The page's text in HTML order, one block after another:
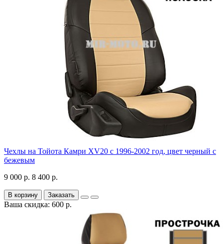
Чехлы на Тойота Камри XV20 с 1996-2002 год, цвет черный с
бежевым
9 000 р. 8 400 р.
В корзину Заказать
Ваша скидка: 600 р.